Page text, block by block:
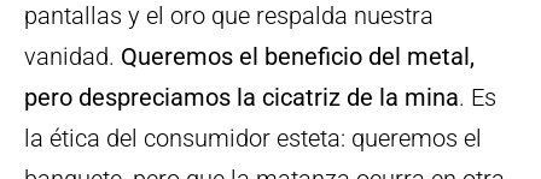
pantallas y el oro que respalda nuestra
vanidad. Queremos el beneficio del metal,
pero despreciamos la cicatriz de la mina. Es
la ética del consumidor esteta: queremos el